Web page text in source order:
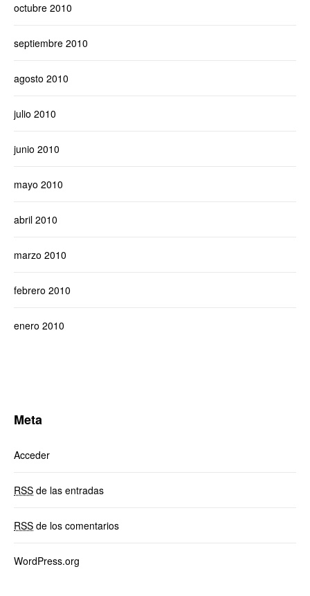
octubre 2010
septiembre 2010
agosto 2010
julio 2010
junio 2010
mayo 2010
abril 2010
marzo 2010
febrero 2010
enero 2010
Meta
Acceder
RSS de las entradas
RSS de los comentarios
WordPress.org